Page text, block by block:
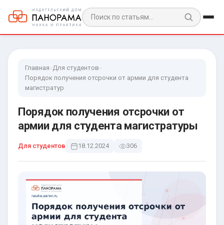
Главная » Для студентов »
Порядок получения отсрочки от армии для студента
магистратур
Порядок получения отсрочки от
армии для студента магистратуры
Для студентов 18.12.2024 306